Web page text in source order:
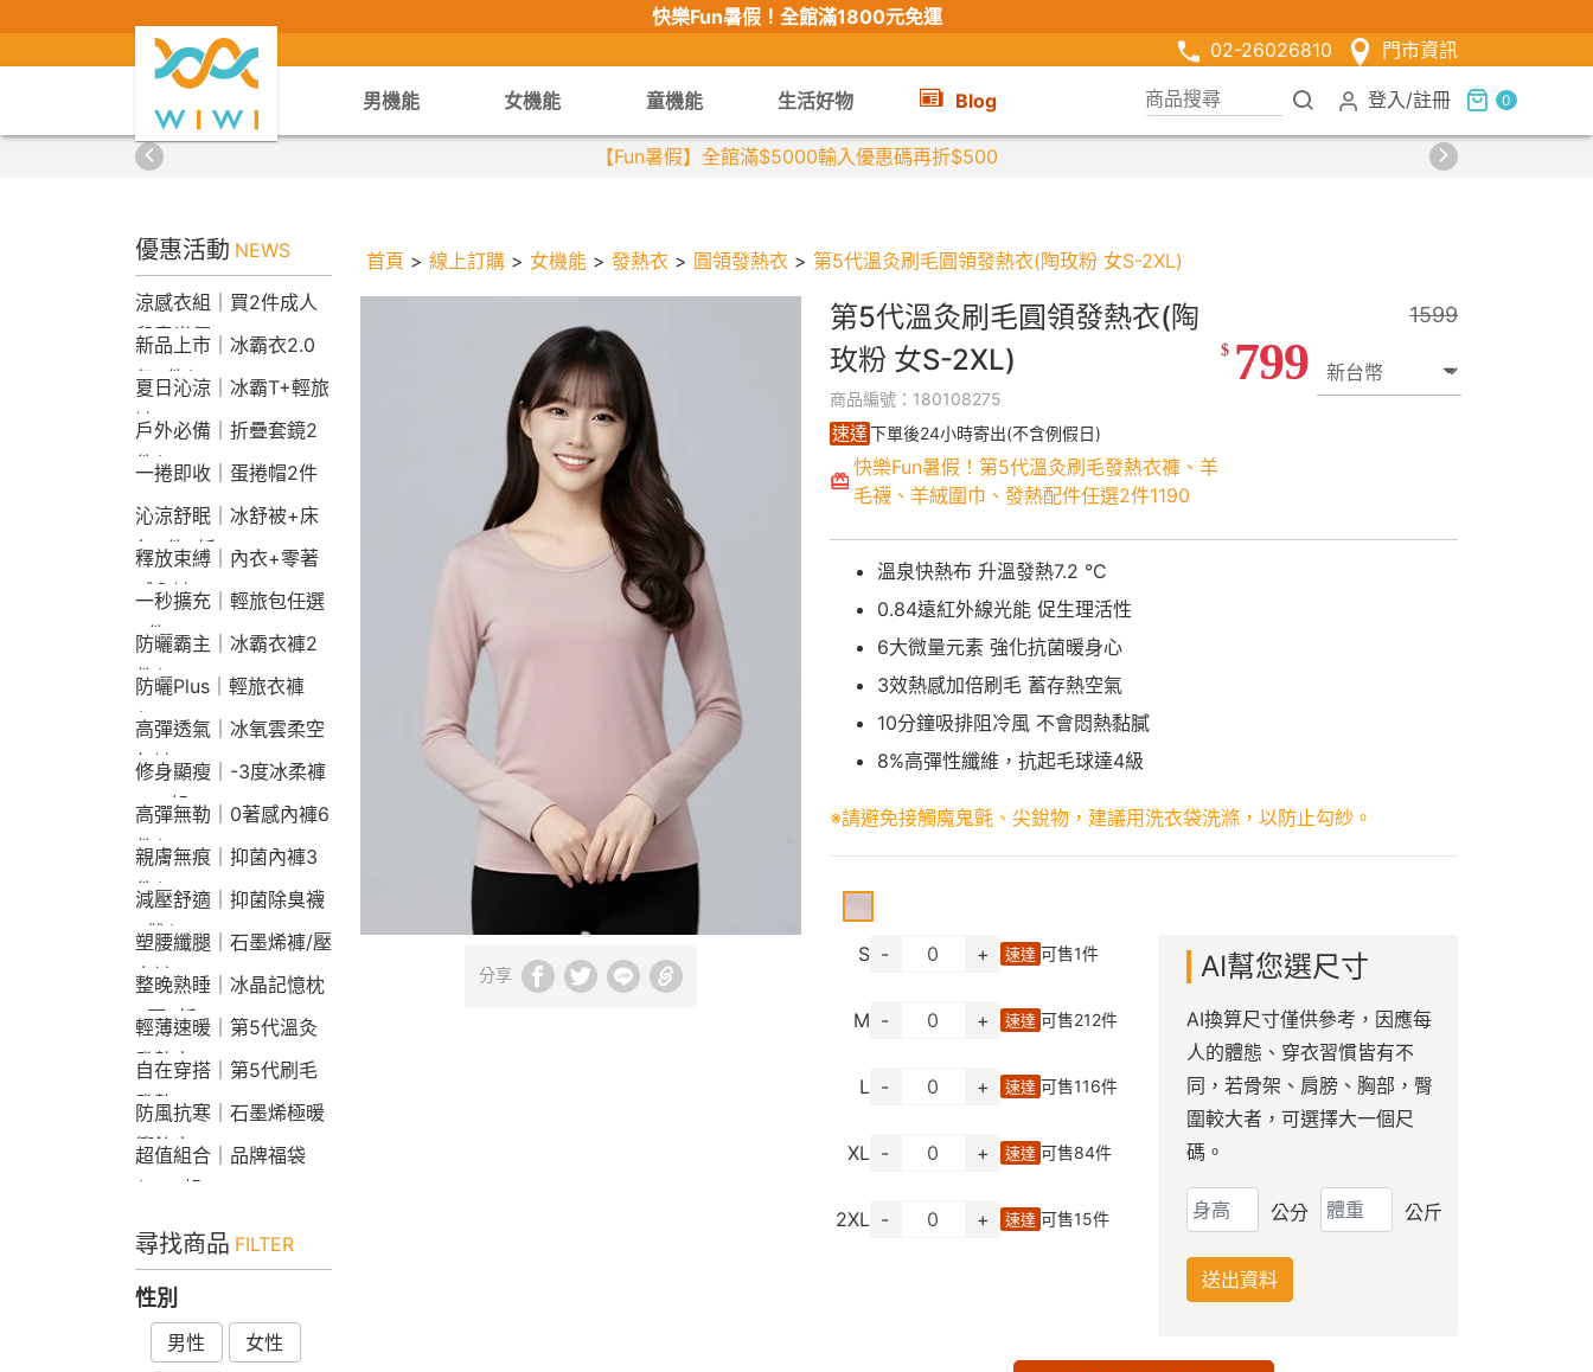
快樂Fun暑假！ 全館滿1800元免運
02-26026810
門市資訊
男機能 女機能 童機能 生活好物 Blog 登入 /註冊 0
【限時組合】買2件涼感衣享兒童半價
優惠活動 NEWS
涼感衣組｜買2件成人
兒童半價
新品上市｜冰霸衣2.0
任2件$2290
夏日沁涼｜冰霸T+輕旅
褲
戶外必備｜折疊套鏡2
件$1790
一捲即收｜蛋捲帽2件
1790
沁涼舒眠｜冰舒被+床
包2件9折
釋放束縛｜內衣+零著
感內褲
一秒擴充｜輕旅包任選
2件2190
防曬霸主｜冰霸衣褲2
件$1790
防曬Plus｜輕旅衣褲
$2190
高彈透氣｜冰氧雲柔空
氣褲
修身顯瘦｜-3度冰柔褲
790起
高彈無勒｜0著感內褲6
件$1290
親膚無痕｜抑菌內褲3
件$790
減壓舒適｜抑菌除臭襪
3雙$660
塑腰纖腿｜石墨烯褲/壓
力褲
整晚熟睡｜冰晶記憶枕
2顆9折
輕薄速暖｜第5代溫灸
發熱衣
自在穿搭｜第5代刷毛
發熱Bra T
防風抗寒｜石墨烯極暖
衝鋒衣
超值組合｜品牌福袋
$599起
尋找商品 FILTER
性別
男性 女性
首頁 > 線上訂購 > 女機能 > 發熱衣 > 圓領發熱衣 > 第5代溫灸刷毛圓領發熱衣(陶玫粉 女S-2XL)
分享
第5代溫灸刷毛圓領發熱衣(陶
玫粉 女S-2XL)
商品編號：180108275
速達下單後24小時寄出(不含例假日)
快樂Fun暑假！第5代溫灸刷毛發熱衣褲、羊
毛襪、羊絨圍巾、發熱配件任選2件1190
1599
$ 799
溫泉快熱布 升溫發熱7.2 °C
0.84遠紅外線光能 促生理活性
6大微量元素 強化抗菌暖身心
3效熱感加倍刷毛 蓄存熱空氣
10分鐘吸排阻冷風 不會悶熱黏膩
8%高彈性纖維，抗起毛球達4級
※請避免接觸魔鬼氈、尖銳物，建議用洗衣袋洗滌，以防止勾紗。
S - + 速達 可售1件
M - + 速達 可售212件
L - + 速達 可售116件
XL - + 速達 可售84件
2XL - + 速達 可售15件
AI幫您選尺寸
AI換算尺寸僅供參考，因應每
人的體態、穿衣習慣皆有不
同，若骨架、肩膀、胸部，臀
圍較大者，可選擇大一個尺
碼。
公分 公斤
送出資料